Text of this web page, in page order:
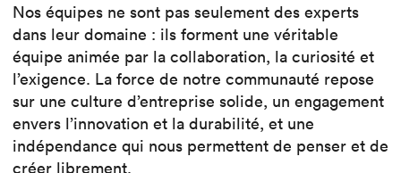
Nos équipes ne sont pas seulement des experts
dans leur domaine : ils forment une véritable
équipe animée par la collaboration, la curiosité et
l’exigence. La force de notre communauté repose
sur une culture d’entreprise solide, un engagement
envers l’innovation et la durabilité, et une
indépendance qui nous permettent de penser et de
créer librement.